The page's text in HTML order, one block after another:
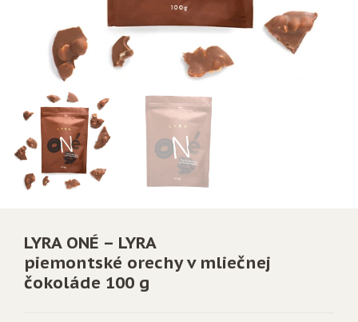
LYRA ONÉ – LYRA
piemontské orechy v mliečnej
čokoláde 100 g